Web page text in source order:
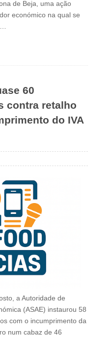
de Beja, uma ação
económico na qual se
60
contra retalho
do IVA
a Autoridade de
(ASAE) instaurou 58
com o incumprimento da
num cabaz de 46